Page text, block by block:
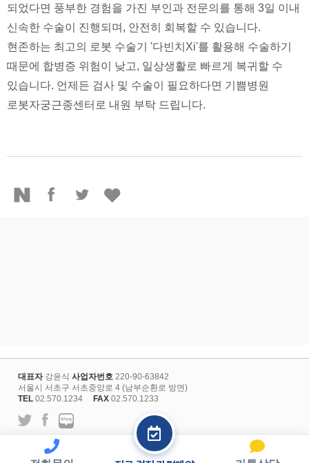
되었다면 풍부한 경험을 가진 부인과 전문의를 통해 3일 이내
신속한 수술이 진행되며, 안전히 회복할 수 있습니다.
현존하는 최고의 로봇 수술기 '다빈치Xi'를 활용해 수술하기
때문에 합병증 위험이 낮고, 일상생활로 빠르게 복귀할 수
있습니다. 언제든 검사 및 수술이 필요하다면 기쁨병원
로봇자궁근종센터로 내원 부탁 드립니다.
대표자강윤식 사업자번호 220-90-63842
서울시 서초구 서초중앙로 4 (남부순환로 방면)
TEL 02.570.1234 FAX 02.570.1233
개인정보보호정책